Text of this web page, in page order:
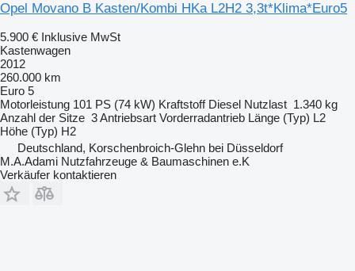
Opel Movano B Kasten/Kombi HKa L2H2 3,3t*Klima*Euro5
5.900 € Inklusive MwSt
Kastenwagen
2012
260.000 km
Euro 5
Motorleistung 101 PS (74 kW) Kraftstoff Diesel Nutzlast 1.340 kg
Anzahl der Sitze 3Antriebsart Vorderradantrieb Länge (Typ) L2
Höhe (Typ) H2
Deutschland, Korschenbroich-Glehn bei Düsseldorf
M.A.Adami Nutzfahrzeuge & Baumaschinen e.K
Verkäufer kontaktieren